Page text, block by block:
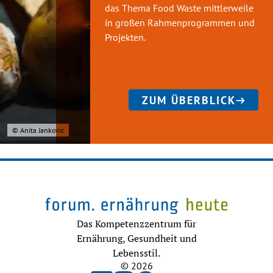
das Thema Food Waste mittlerweile
in großen Rahmenprogrammen und
Projekten.
ZUM ÜBERBLICK
© Anita Jankovic
Das Kompetenzzentrum für
Ernährung, Gesundheit und
Lebensstil.
© 2026